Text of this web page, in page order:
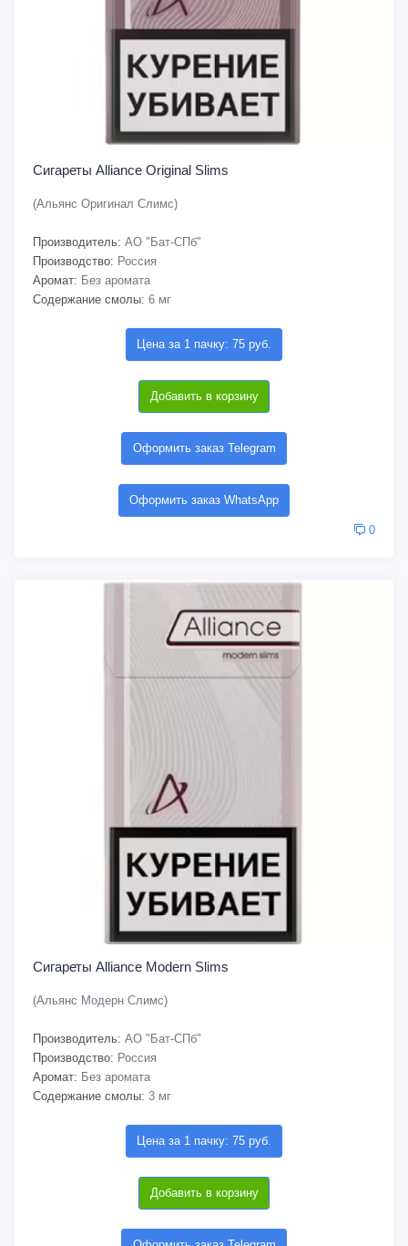
Сигареты Alliance Original Slims
(Альянс Оригинал Слимс)
Производитель: АО "Бат-СПб"
Производство: Россия
Аромат: Без аромата
Содержание смолы: 6 мг
Цена за 1 пачку: 75 руб.
Добавить в корзину
Оформить заказ Telegram
Оформить заказ WhatsApp
0
Сигареты Alliance Modern Slims
(Альянс Модерн Слимс)
Производитель: АО "Бат-СПб"
Производство: Россия
Аромат: Без аромата
Содержание смолы: 3 мг
Цена за 1 пачку: 75 руб.
Добавить в корзину